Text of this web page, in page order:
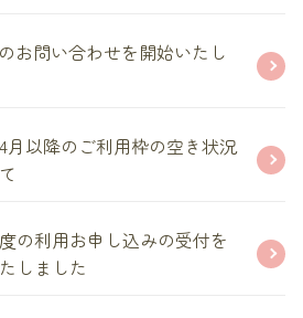
お問い合わせを開始いたし
月以降のご利用枠の空き状況
の利用お申し込みの受付を
しました